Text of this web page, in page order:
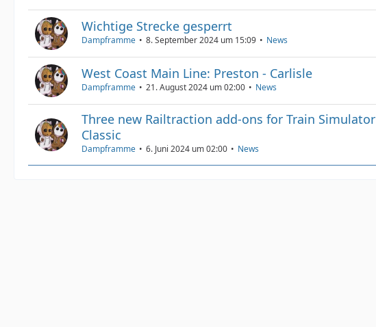
Wichtige Strecke gesperrt
Dampframme 8. September 2024 um 15:09 News
West Coast Main Line: Preston - Carlisle
Dampframme 21. August 2024 um 02:00 News
Three new Railtraction add-ons for Train Simulator
Classic
Dampframme 6. Juni 2024 um 02:00 News